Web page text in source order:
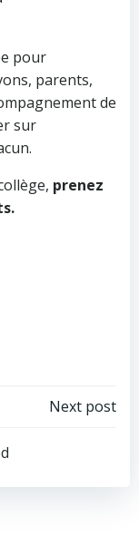
pour
parents,
de
sur
prenez
Next post